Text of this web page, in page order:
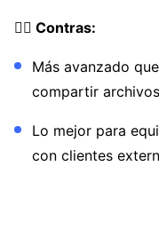
👎🏼 Contras:
Más avanzado
compartir archivos
Lo mejor para
con clientes